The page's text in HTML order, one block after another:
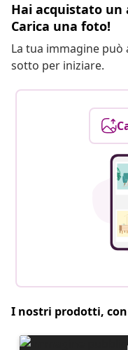
Hai acquistato un
Carica una foto!
La tua immagine
sotto per iniziare.
I nostri prodotti,